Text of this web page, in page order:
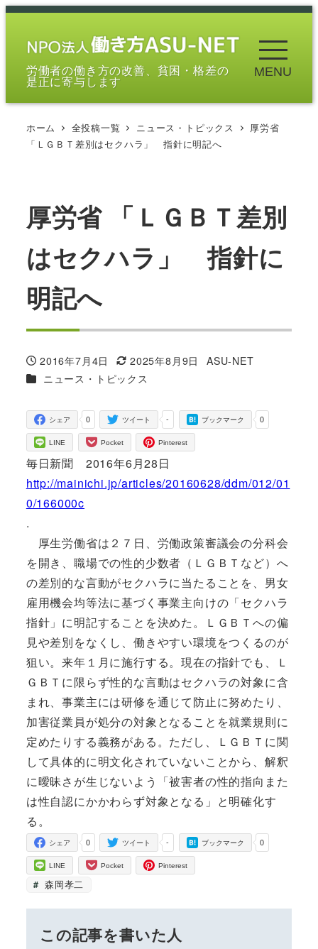
メ
労働者の働き方の改善、貧困・格差の
是正に寄与します
MENU
ホーム 全投稿一覧 ニュース・トピックス
厚労省
「ＬＧＢＴ差別はセクハラ」 指針に明記へ
厚労省 「ＬＧＢＴ差別
はセクハラ」 指針に
明記へ
投稿日
2016年7月4日
更新日
2025年8月9日
著
ASU-NET
カテゴリー
ニュース・トピックス
0
シェア -
ツイート 0
ブックマーク
LINE Pocket Pinterest
毎日新聞 2016年6月28日
http://mainichi.jp/articles/20160628/ddm/012/01
0/166000c
.
厚生労働省は２７日、労働政策審議会の分科会
を開き、職場での性的少数者（ＬＧＢＴなど）へ
の差別的な言動がセクハラに当たることを、男女
雇用機会均等法に基づく事業主向けの「セクハラ
指針」に明記することを決めた。ＬＧＢＴへの偏
見や差別をなくし、働きやすい環境をつくるのが
狙い。来年１月に施行する。現在の指針でも、Ｌ
ＧＢＴに限らず性的な言動はセクハラの対象に含
まれ、事業主には研修を通じて防止に努めたり、
加害従業員が処分の対象となることを就業規則に
定めたりする義務がある。ただし、ＬＧＢＴに関
して具体的に明文化されていないことから、解釈
に曖昧さが生じないよう「被害者の性的指向また
は性自認にかかわらず対象となる」と明確化す
る。
0
シェア -
ツイート 0
ブックマーク
LINE Pocket Pinterest
森岡孝二
この記事を書いた人